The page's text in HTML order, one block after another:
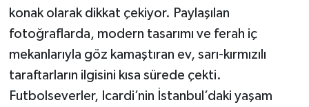
konak olarak dikkat çekiyor. Paylaşılan
fotoğraflarda, modern tasarımı ve ferah iç
mekanlarıyla göz kamaştıran ev, sarı-kırmızılı
taraftarların ilgisini kısa sürede çekti.
Futbolseverler, Icardi’nin İstanbul’daki yaşam